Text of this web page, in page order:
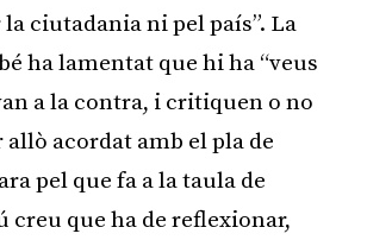
ciutadania ni pel país”. La
ha lamentat que hi ha “veus
a la contra, i critiquen o no
acordat amb el pla de
pel que fa a la taula de
creu que ha de reflexionar,